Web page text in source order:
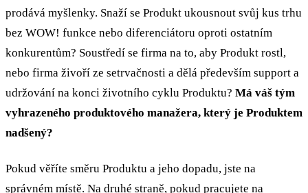
prodává myšlenky. Snaží se Produkt ukousnout svůj kus trhu
bez WOW! funkce nebo diferenciátoru oproti ostatním
konkurentům? Soustředí se firma na to, aby Produkt rostl,
nebo firma živoří ze setrvačnosti a dělá především support a
udržování na konci životního cyklu Produktu? Má váš tým
vyhrazeného produktového manažera, který je Produktem
nadšený?
Pokud věříte směru Produktu a jeho dopadu, jste na
správném místě. Na druhé straně, pokud pracujete na